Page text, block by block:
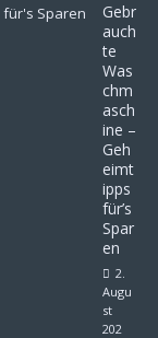
Gebr
auch
te
Was
chm
asch
ine –
Geh
eimt
ipps
für’s
Spar
en
2.
Augu
st
202